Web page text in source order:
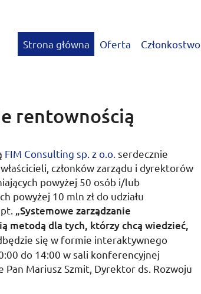
Strona główna Oferta Członkostwo
rentownością
FIM Consulting sp. z o.o. serdecznie
członków zarządu i dyrektorów
powyżej 50 osób i/lub
powyżej 10 mln złdo udziału
pt. „Systemowe zarządzanie
metodą dla tych, którzy chcą wiedzieć,
się w formie interaktywnego
do 14:00 w sali konferencyjnej
Pan Mariusz Szmit, Dyrektords. Rozwoju